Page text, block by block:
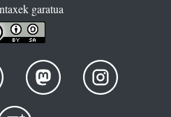
garatua